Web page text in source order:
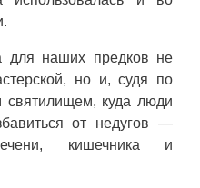
наших предков не
но и, судя по
святилищем, куда люди
от недугов —
кишечника и